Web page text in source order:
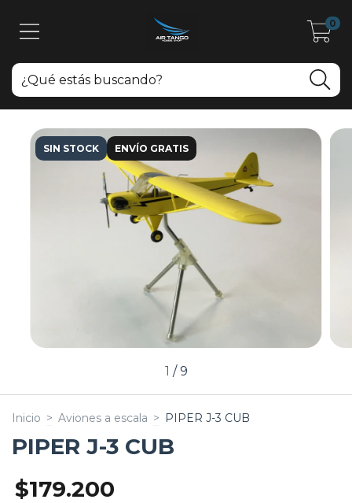
0
SIN STOCK ENVÍO GRATIS
1 /9
Inicio > Aviones a escala > PIPER J-3 CUB
PIPER J-3 CUB
$179.200